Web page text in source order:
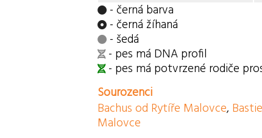
- černá barva
- černá žíhaná
- šedá
- pes má DNA profil
- pes má potvrzené rodiče
Sourozenci
Bachus od Rytíře Malovce,
Malovce